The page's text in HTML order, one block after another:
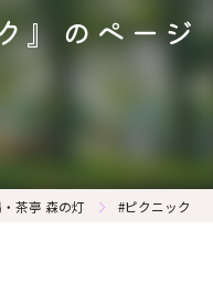
』のページ
茶亭 森の灯 #ピクニック